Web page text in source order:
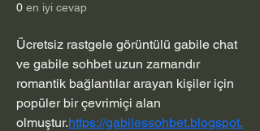
0 en iyi cevap
Ücretsiz rastgele görüntülü gabile chat
ve gabile sohbet uzun zamandır
romantik bağlantılar arayan kişiler için
popüler bir çevrimiçi alan
olmuştur.https://gabilessohbet.blogspot.